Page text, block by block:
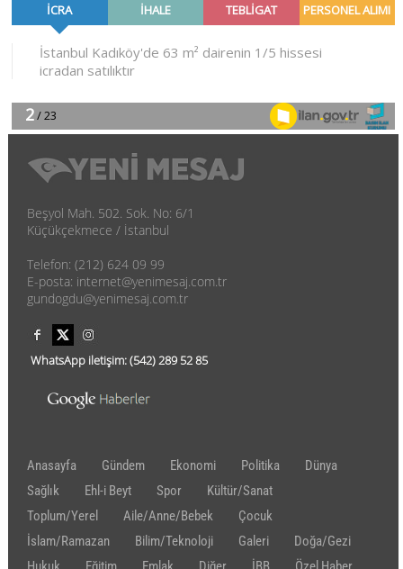
Beşyol Mah. 502. Sok. No: 6/1
Küçükçekmece / İstanbul
Telefon: (212) 624 09 99
E-posta: internet@yenimesaj.com.tr
gundogdu@yenimesaj.com.tr
WhatsApp iletişim:(542)289 52 85
Anasayfa Gündem Ekonomi Politika
Dünya
Sağlık
Ehl-i Beyt Spor
Kültür/Sanat
Toplum/Yerel
Aile/Anne/Bebek
Çocuk
İslam/Ramazan
Bilim/Teknoloji Galeri
Doğa/Gezi